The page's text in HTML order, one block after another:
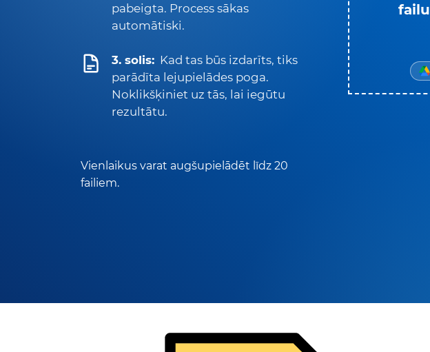
pabeigta. Process sākas
automātiski.
3. solis: Kad tas būs izdarīts, tiks
parādīta lejupielādes poga.
Noklikšķiniet uz tās, lai iegūtu
rezultātu.
Vienlaikus varat augšupielādēt līdz 20
failiem.
failu